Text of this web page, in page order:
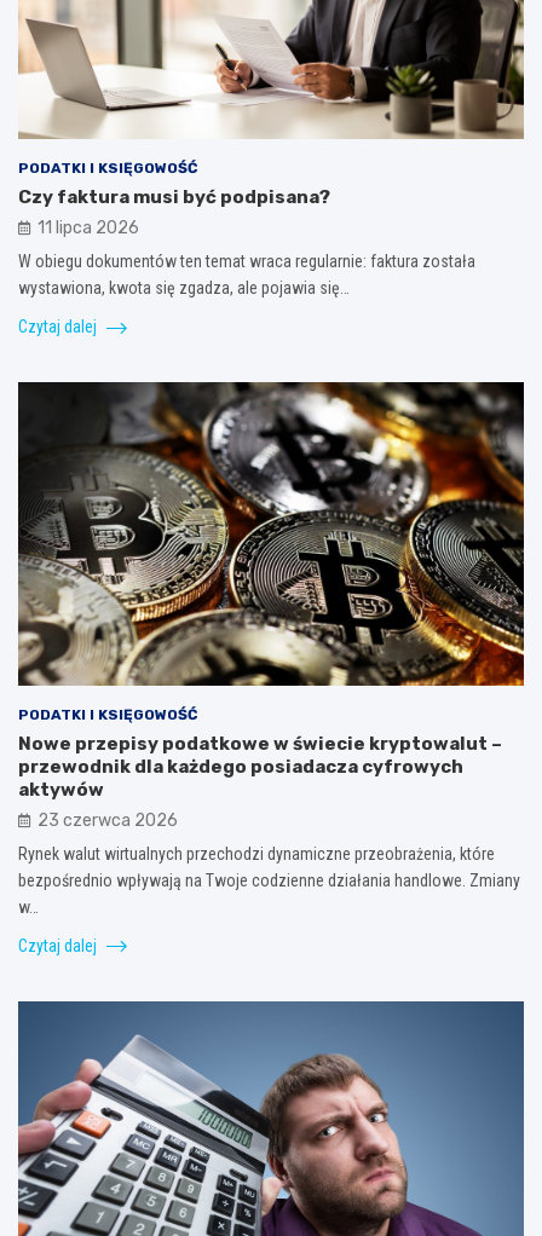
PODATKI I KSIĘGOWOŚĆ
Czy faktura musi być podpisana?
11 lipca 2026
W obiegu dokumentów ten temat wraca regularnie: faktura została
wystawiona, kwota się zgadza, ale pojawia się…
Czytaj dalej
PODATKI I KSIĘGOWOŚĆ
Nowe przepisy podatkowe w świecie kryptowalut –
przewodnik dla każdego posiadacza cyfrowych
aktywów
23 czerwca 2026
Rynek walut wirtualnych przechodzi dynamiczne przeobrażenia, które
bezpośrednio wpływają na Twoje codzienne działania handlowe. Zmiany
w…
Czytaj dalej